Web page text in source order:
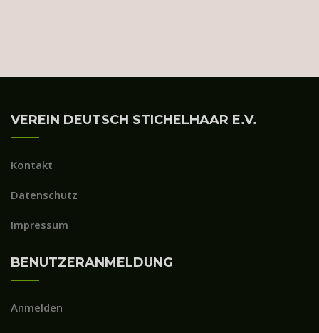
VEREIN DEUTSCH STICHELHAAR E.V.
Kontakt
Datenschutz
Impressum
BENUTZERANMELDUNG
Anmelden